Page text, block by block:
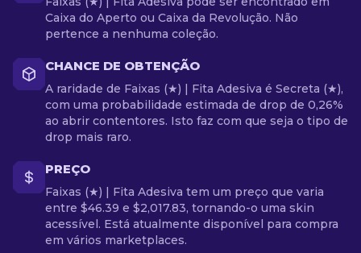
Caixa do Aperto ou Caixa da Revolução. Não
pertence a nenhuma coleção.
CHANCE DE OBTENÇÃO
A raridade de Faixas (★) | Fita Adesiva é Secreta (★),
com uma probabilidade estimada de drop de 0,26%
ao abrir contentores. Isto faz com que seja o tipo de
drop mais raro.
PREÇO
Faixas (★) | Fita Adesiva tem um preço que varia
entre $46.39 e $2,017.83, tornando-o uma skin
acessível. Está atualmente disponível para compra
em vários marketplaces.